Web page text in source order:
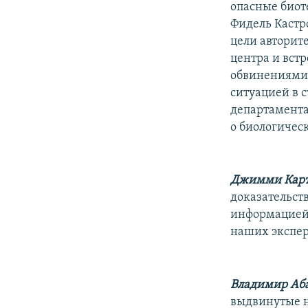
опасные
Фидель
цели
центра и
обвинениями.
ситуацией в
о
Джимми
наших
Владимир
выдвинутые